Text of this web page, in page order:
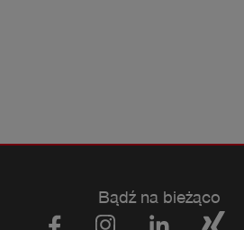
Bądź na bieżąco